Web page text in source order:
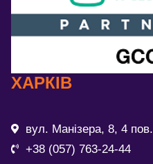
ХАРКІВ
вул. Манізера, 8, 4 пов.
+38 (057) 763-24-44